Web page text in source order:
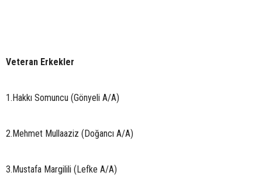
Veteran Erkekler
1.Hakkı Somuncu (Gönyeli A/A)
2.Mehmet Mullaaziz (Doğancı A/A)
3.Mustafa Margilili (Lefke A/A)